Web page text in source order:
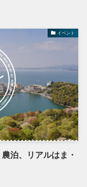
イベント
泊、リアルはま・